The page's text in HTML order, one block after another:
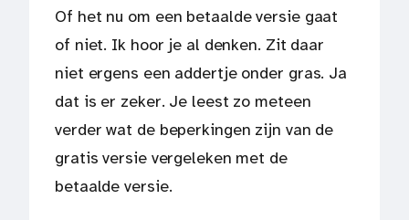
Of het nu om een betaalde versie gaat
of niet. Ik hoor je al denken. Zit daar
niet ergens een addertje onder gras. Ja
dat is er zeker. Je leest zo meteen
verder wat de beperkingen zijn van de
gratis versie vergeleken met de
betaalde versie.